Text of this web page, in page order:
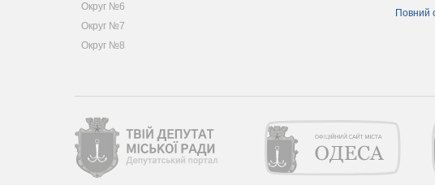
Округ №6
Округ №7
Округ №8
Повний